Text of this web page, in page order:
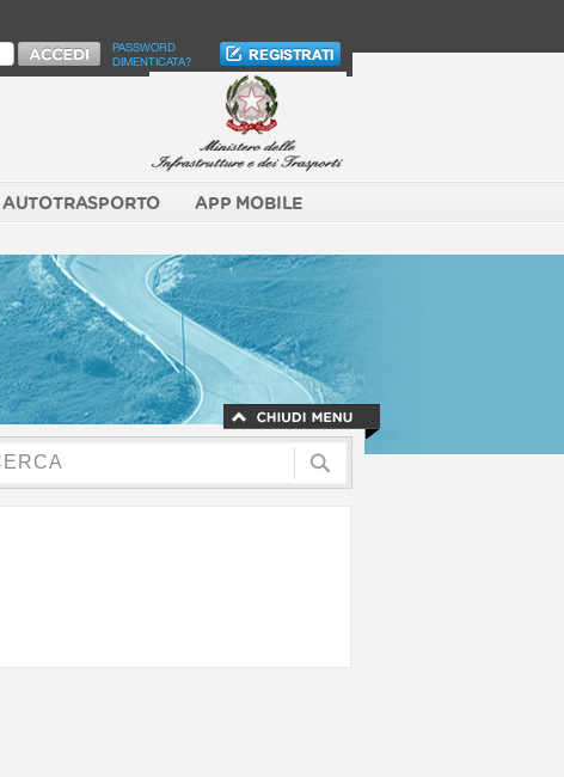
PASSWORD
DIMENTICATA?
AUTOTRASPORTO APP MOBILE